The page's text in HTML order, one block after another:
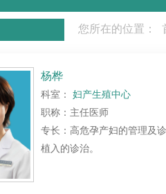
您所在的位置：
杨桦
科室： 妇产生殖中心
职称：主任医师
专长：高危孕产妇的管理及
植入的诊治。